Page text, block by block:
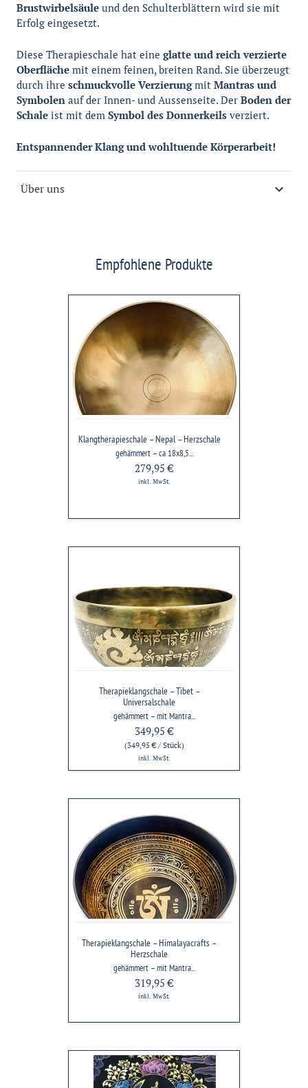
Brustwirbelsäule und den Schulterblättern wird sie mit
Erfolg eingesetzt.
Diese Therapieschale hat eine glatte und reich verzierte
Oberfläche mit einem feinen, breiten Rand. Sie überzeugt
durch ihre schmuckvolle Verzierungmit Mantras und
Symbolen auf der Innen- und Aussenseite. Der Boden der
Schale ist mit dem Symbol des Donnerkeils verziert.
Entspannender Klang und wohltuende Körperarbeit!
Über uns
Empfohlene Produkte
Klangtherapieschale
Nepal
–
Herzschale
Klangtherapieschale – Nepal – Herzschale
gehämmert – ca 18x8,5...
279,95 €
inkl. MwSt.
Tibet
–
Universalschale
Therapieklangschale – Tibet –
Universalschale
gehämmert – mit Mantra...
349,95 €
(349,95 € / Stück)
inkl. MwSt.
Therapieklangschale
Himalayacrafts
–
Herzschale
Therapieklangschale – Himalayacrafts –
Herzschale
gehämmert – mit Mantra...
319,95 €
inkl. MwSt.
Thangka